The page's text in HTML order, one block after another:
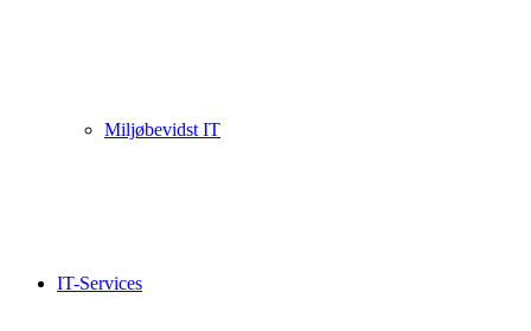
Miljøbevidst IT
IT-Services